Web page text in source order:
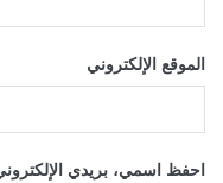
الموقع الإلكتروني
احفظ اسمي، بريدي